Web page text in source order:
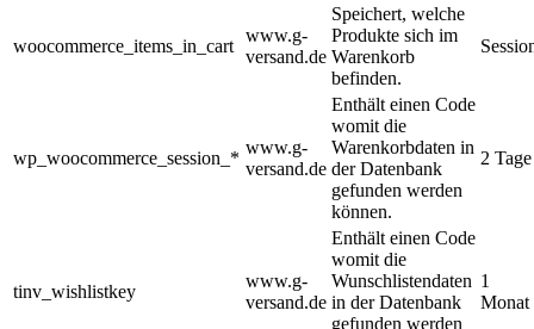
woocommerce_items_in_cart
www.g-
versand.de
Speichert, welche
Produkte sich im
Warenkorb
befinden.
wp_woocommerce_session_*
www.g-
versand.de
Enthält einen Code
womit die
Warenkorbdaten in
der Datenbank
gefunden werden
können.
2 Tage
tinv_wishlistkey
www.g-
versand.de
Enthält einen Code
womit die
Wunschlistendaten
in der Datenbank
gefunden werden
1
Monat